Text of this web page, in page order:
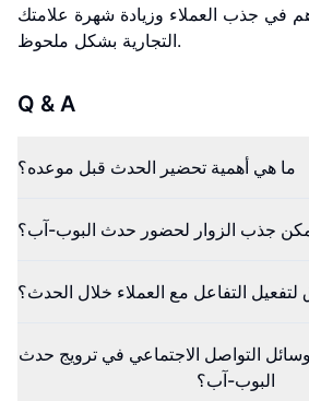
في جذب العملاء وزيادة شهرة علامتك
التجارية بشكل ملحوظ.
Q & A
ما هي أهمية تحضير الحدث قبل موعده؟
جذب الزوار لحضور حدث البوب-آب؟
التفاعل مع العملاء خلال الحدث؟
التواصل الاجتماعي في ترويج حدث
البوب-آب؟